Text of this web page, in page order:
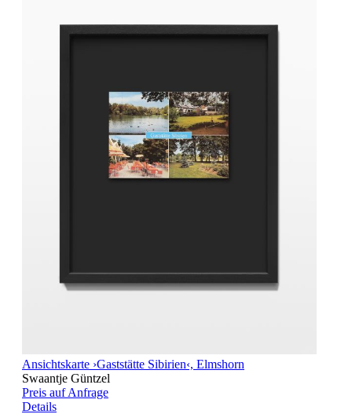
Ansichtskarte ›Gaststätte Sibirien‹, Elmshorn
Swaantje Güntzel
Preis auf Anfrage
Details